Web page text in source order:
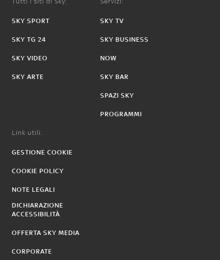
SKY SPORT
SKY TG 24
SKY VIDEO
SKY ARTE
SKY TV
SKY BUSINESS
NOW
SKY BAR
SPAZI SKY
PROGRAMMI
Link utili:
GESTIONE COOKIE
COOKIE POLICY
NOTE LEGALI
DICHIARAZIONE
ACCESSIBILITÀ
OFFERTA SKY MEDIA
CORPORATE